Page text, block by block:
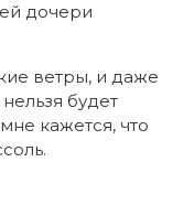
дочери
ветры, и даже
будет
кажется, что